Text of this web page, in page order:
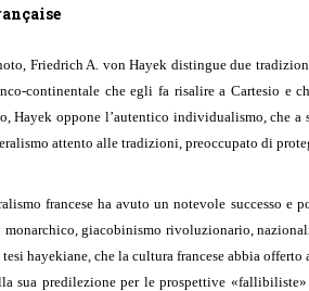
Friedrich A. von Hayek distingue due
continentale che egli fa risalire a Cartesio e
Hayek oppone l’autentico individualismo, che a
attento alle tradizioni, preoccupato di
francese ha avuto un notevole successo
monarchico, giacobinismo rivoluzionario,
hayekiane, che la cultura francese abbia
sua predilezione per le prospettive